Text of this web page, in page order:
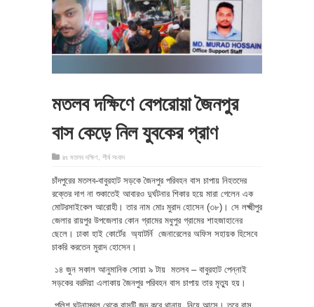
মতলব দক্ষিণে বেপরোয়া জৈনপুর
বাস কেড়ে নিল যুবকের প্রাণ
in মতলব দক্ষিণ শীর্ষ সংবাদ
চাঁদপুরের মতলব-বাবুরহাট সড়কে জৈনপুর পরিবহন বাস চাপায় নিহতদের
রক্তের দাগ না শুকাতেই আবারও দুর্ঘটনার শিকার হয়ে মারা গেলেন এক
মোটরসাইকেল আরোহী। তার নাম মোঃ মুরাদ হোসেন (৩৮)। সে লক্ষ্মীপুর
জেলার রায়পুর উপজেলার কোন গ্রামের মধুপুর গ্রামের শাহজাহানের
ছেলে। ঢাকা হাই কোর্টের অ্যাটর্নি জেনারেলের অফিস সহায়ক হিসেবে
চাকরি করতেন মুরাদ হোসেন।
১৪ জুন সকাল আনুমানিক সোয়া ৯ টায় মতলব – বাবুরহাট পেন্নাই
সড়কের বরদিয়া এলাকায় জৈনপুর পরিবহন বাস চাপায় তার মৃত্যু হয়।